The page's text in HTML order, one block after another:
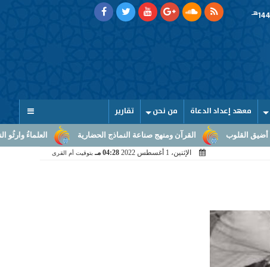
هـ
معهد إعداد الدعاة من نحن تقارير
العلماءُ وارثُو النبوّة: من القرآن ومنهج صناعة النماذج الحضارية
الإثنين، 1 أغسطس 2022 04:28 مـ بتوقيت أم القرى